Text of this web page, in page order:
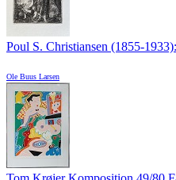
Poul S. Christiansen (1855-
Ole Buus Larsen